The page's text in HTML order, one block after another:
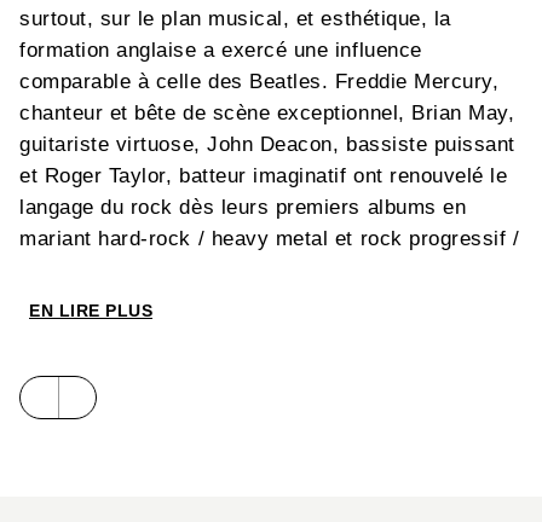
surtout, sur le plan musical, et esthétique, la
formation anglaise a exercé une influence
comparable à celle des Beatles. Freddie Mercury,
chanteur et bête de scène exceptionnel, Brian May,
guitariste virtuose, John Deacon, bassiste puissant
et Roger Taylor, batteur imaginatif ont renouvelé le
langage du rock dès leurs premiers albums en
mariant hard-rock / heavy metal et rock progressif /
une touche de comédie musicale, de music-hall et
Rhapsody
été de toujours se remettre en question. Ainsi, dans
EN LIRE PLUS